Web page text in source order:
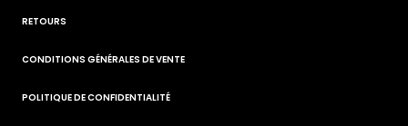
RETOURS
CONDITIONS GÉNÉRALES DE VENTE
POLITIQUE DE CONFIDENTIALITÉ